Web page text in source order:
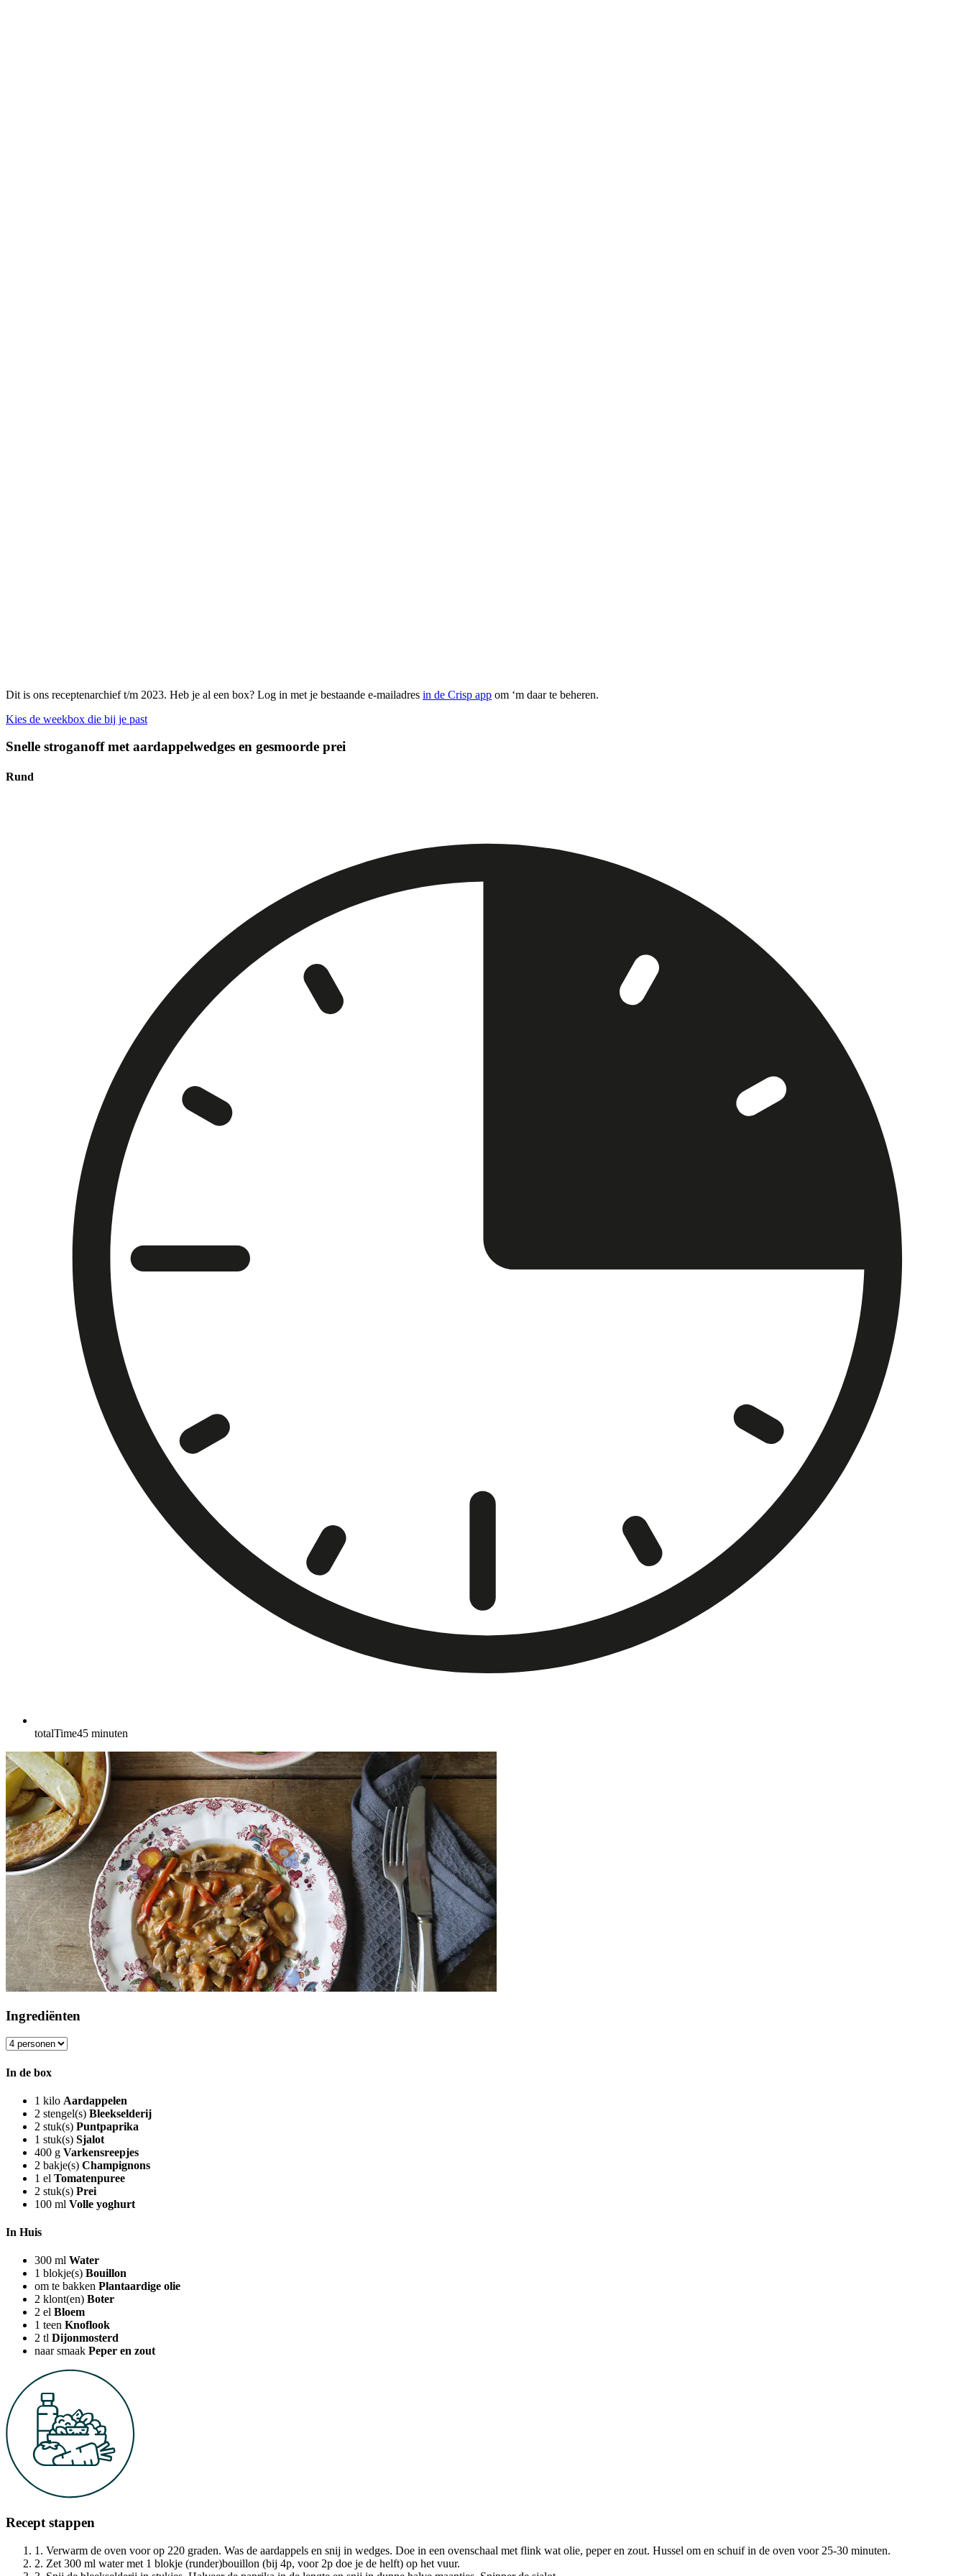
Dit is ons receptenarchief t/m 2023. Heb je al een box? Log in met je bestaande e-mailadres in de Crisp app om ‘m daar te beheren.
Kies de weekbox die bij je past
Snelle stroganoff met aardappelwedges en gesmoorde prei
Rund
totalTime45 minuten
Ingrediënten
In de box
1 kilo Aardappelen
2 stengel(s) Bleekselderij
2 stuk(s) Puntpaprika
1 stuk(s) Sjalot
400 g Varkensreepjes
2 bakje(s) Champignons
1 el Tomatenpuree
2 stuk(s) Prei
100 ml Volle yoghurt
In Huis
300 ml Water
1 blokje(s) Bouillon
om te bakken Plantaardige olie
2 klont(en) Boter
2 el Bloem
1 teen Knoflook
2 tl Dijonmosterd
naar smaak Peper en zout
Recept stappen
1. Verwarm de oven voor op 220 graden. Was de aardappels en snij in wedges. Doe in een ovenschaal met flink wat olie, peper en zout. Hussel om en schuif in de oven voor 25-30 minuten.
2. Zet 300 ml water met 1 blokje (runder)bouillon (bij 4p, voor 2p doe je de helft) op het vuur.